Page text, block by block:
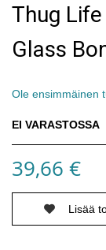
beginning
of
the
gallery
Thug
Glass
Ole ensimmäinen
EI VARASTOSSA
39,66 €
Lisää